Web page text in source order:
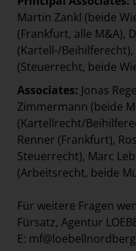
Martin Zankl (beide
(Frankfurt, alle M&A),
(Kartell-/
(Steuerrecht, beide
Associates: Jonas
Zimmermann (beide
(Kartellrecht/
Renner (Frankfurt),
Steuerrecht), Marc
(Arbeitsrecht, beide
Für weitere Fragen
Fürsatz, Agentur
E: